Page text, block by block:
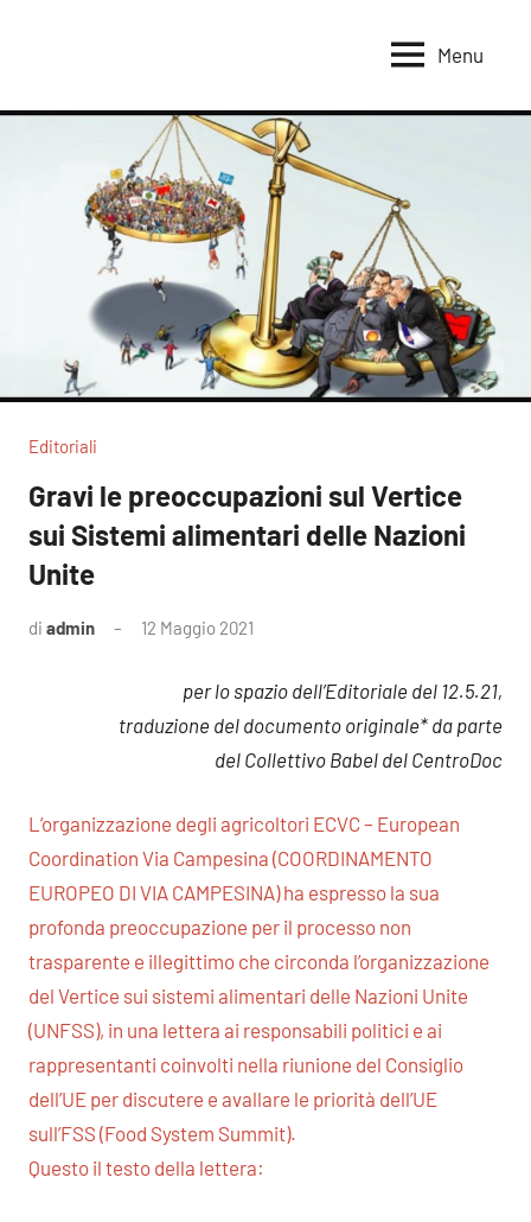
per
Terra
Sovranità
Alimentare
Menu
Editoriali
Gravi le preoccupazioni sul Vertice
sui Sistemi alimentari delle Nazioni
Unite
di admin 12 Maggio 2021
per lo spazio dell’Editoriale del 12.5.21,
traduzione del documento originale* da parte
del Collettivo Babel del CentroDoc
L’organizzazione degli agricoltori ECVC – European
Coordination Via Campesina (COORDINAMENTO
EUROPEO DI VIA CAMPESINA) ha espresso la sua
profonda preoccupazione per il processo non
trasparente e illegittimo che circonda l’organizzazione
del Vertice sui sistemi alimentari delle Nazioni Unite
(UNFSS), in una lettera ai responsabili politici e ai
rappresentanti coinvolti nella riunione del Consiglio
dell’UE per discutere e avallare le priorità dell’UE
sull’FSS (Food System Summit).
Questo il testo della lettera: